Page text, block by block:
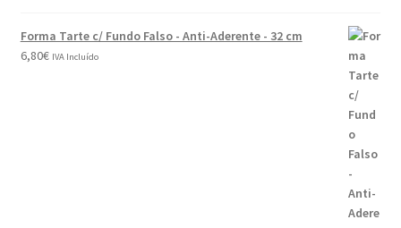
Forma Tarte c/ Fundo Falso - Anti-Aderente - 32 cm
6,80€ IVA Incluído